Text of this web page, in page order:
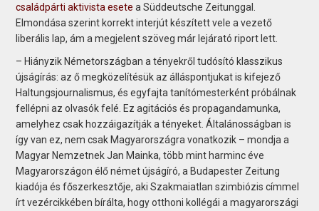
családpárti aktivista esete a Süddeutsche Zeitunggal.
Elmondása szerint korrekt interjút készített vele a vezető
liberális lap, ám a megjelent szöveg már lejárató riport lett.
– Hiányzik Németországban a tényekről tudósító klasszikus
újságírás: az ő megközelítésük az álláspontjukat is kifejező
Haltungsjournalismus, és egyfajta tanítómesterként próbálnak
fellépni az olvasók felé. Ez agitációs és propagandamunka,
amelyhez csak hozzáigazítják a tényeket. Általánosságban is
így van ez, nem csak Magyarországra vonatkozik – mondja a
Magyar Nemzetnek Jan Mainka, több mint harminc éve
Magyarországon élő német újságíró, a Budapester Zeitung
kiadója és főszerkesztője, aki Szakmaiatlan szimbiózis címmel
írt vezércikkében bírálta, hogy otthoni kollégái a magyarországi